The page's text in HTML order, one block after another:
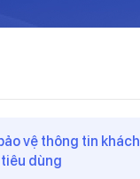
vệ thông tin khách
dùng